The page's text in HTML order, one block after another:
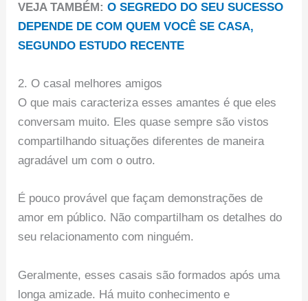
VEJA TAMBÉM:O SEGREDO DO SEU SUCESSO
DEPENDE DE COM QUEM VOCÊ SE CASA,
SEGUNDO ESTUDO RECENTE
2. O casal melhores amigos
O que mais caracteriza esses amantes é que eles
conversam muito. Eles quase sempre são vistos
compartilhando situações diferentes de maneira
agradável um com o outro.
É pouco provável que façam demonstrações de
amor em público. Não compartilham os detalhes do
seu relacionamento com ninguém.
Geralmente, esses casais são formados após uma
longa amizade. Há muito conhecimento e